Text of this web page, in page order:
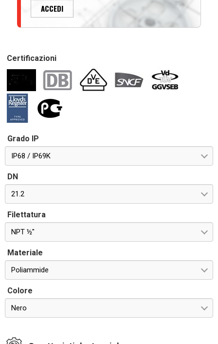
ACCEDI
Certificazioni
Grado IP
IP68 / IP69K
DN
21.2
Filettatura
NPT ½"
Materiale
Poliammide
Colore
Nero